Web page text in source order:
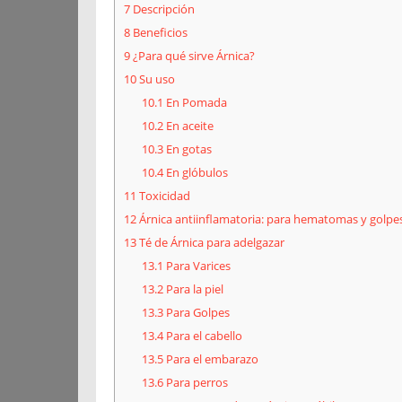
7 Descripción
8 Beneficios
9¿Para qué sirve Árnica?
10Su uso
10.1 En Pomada
10.2En aceite
10.3En gotas
10.4En glóbulos
11 Toxicidad
12Árnica antiinflamatoria: para hematomas y
13Té de Árnica para adelgazar
13.1 Para Varices
13.2Para la piel
13.3Para Golpes
13.4Para el cabello
13.5Para el embarazo
13.6Para perros